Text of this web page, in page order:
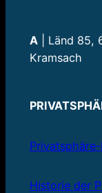
A| Länd 85,
Kramsach
Historie der